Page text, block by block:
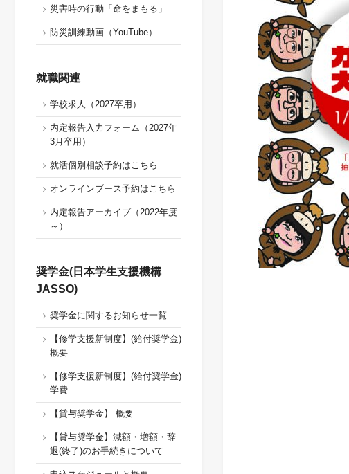
災害時の行動「命をまもる」
防災訓練動画（YouTube）
就職関連
学校求人（2027卒用）
内定報告入力フォーム（2027年
3月卒用）
就活個別相談予約はこちら
オンラインブース予約はこちら
内定報告アーカイブ（2022年度
～）
奨学金(日本学生支援機構
JASSO)
奨学金に関するお知らせ一覧
【修学支援新制度】(給付奨学金)
概要
【修学支援新制度】(給付奨学金)
学費
【貸与奨学金】 概要
【貸与奨学金】減額・増額・辞
退(終了)のお手続きについて